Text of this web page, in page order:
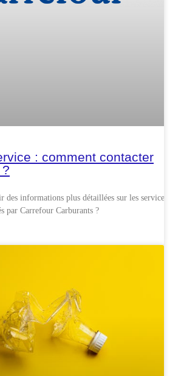
: comment contacter
des informations plus détaillées sur les services et
par Carrefour Carburants ?